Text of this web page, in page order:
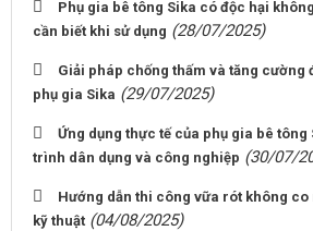
Phụ gia bê tông Sika có độc hại
cần biết khi sử dụng (28/07/2025)
Giải pháp chống thấm và tăng cường
phụ gia Sika (29/07/2025)
Ứng dụng thực tế của phụ gia bê
trình dân dụng và công nghiệp (30/07/
Hướng dẫn thi công vữa rót không
kỹ thuật (04/08/2025)